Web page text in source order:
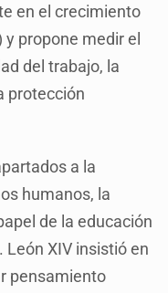
en el crecimiento
propone medir el
del trabajo, la
protección
a la
humanos, la
de la educación
XIV insistió en
pensamiento